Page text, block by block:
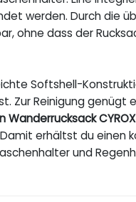
werden. Durch die
ohne dass der
Softshell-
Zur Reinigung genügt
Wanderrucksack CYROX
erhältst du einen
und